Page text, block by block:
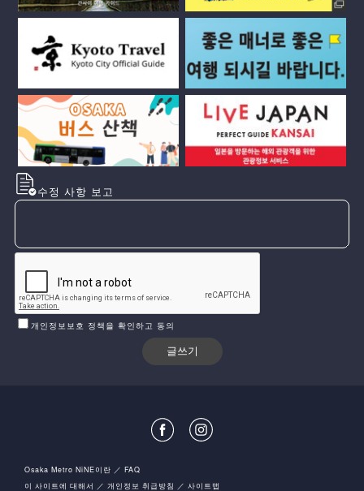
수정 사항 보고
개인정보보호 정책을 확인하고 동의
Osaka Metro NiNE이란
FAQ
이 사이트에 대해서
개인정보 취급방침 사이트맵